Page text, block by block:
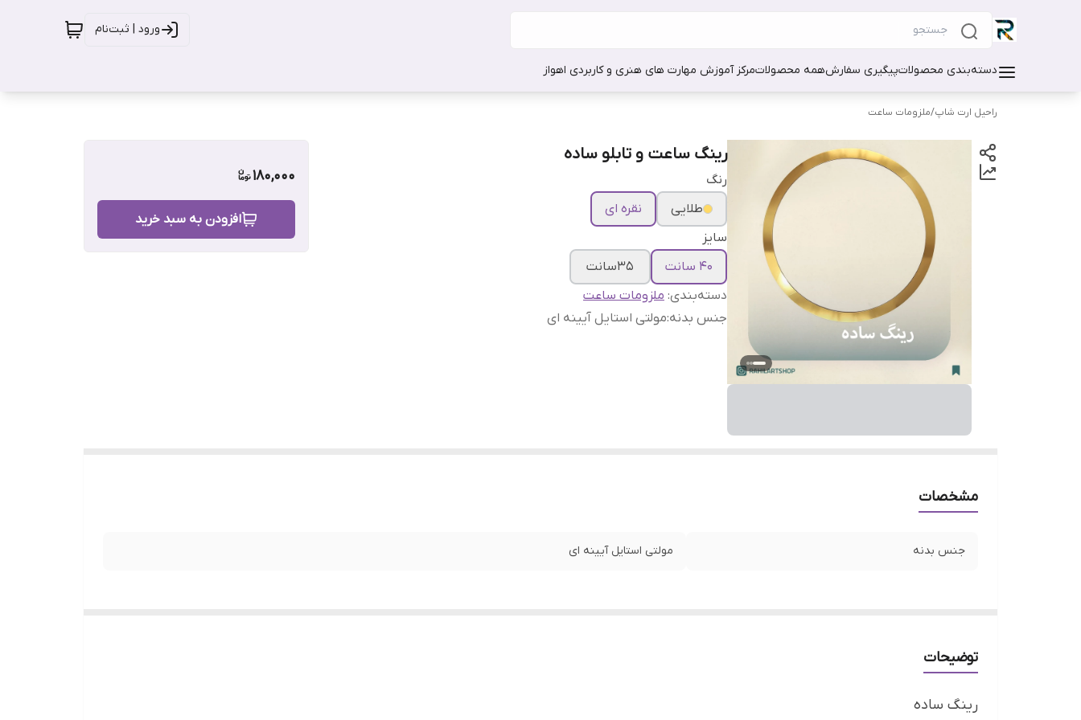
ورود | ثبت‌نام
دسته‌بندی محصولاتپیگیری سفارشهمه محصولاتمرکز آموزش مهارت های هنری و کاربردی اهواز
راحیل ارت شاپ/ملزومات ساعت
رینگ ساعت و تابلو ساده
رنگ
طلایی
نقره ای
سایز
۴۰ سانت
35سانت
دسته‌بندی: ملزومات ساعت
جنس بدنه:مولتی استایل آیینه ای
180,000
افزودن به سبد خرید
مشخصات
جنس بدنه مولتی استایل آیینه ای
توضیحات
رینگ ساده